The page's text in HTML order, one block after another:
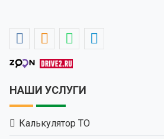
НАШИ УСЛУГИ
Калькулятор ТО